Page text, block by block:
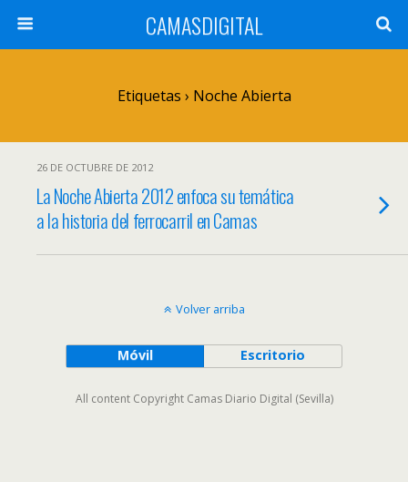
CAMASDIGITAL
Etiquetas › Noche Abierta
26 DE OCTUBRE DE 2012
La Noche Abierta 2012 enfoca su temática
a la historia del ferrocarril en Camas
Volver arriba
Móvil Escritorio
All content Copyright Camas Diario Digital (Sevilla)